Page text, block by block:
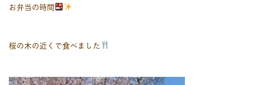
お弁当の時間
桜の木の近くで食べました